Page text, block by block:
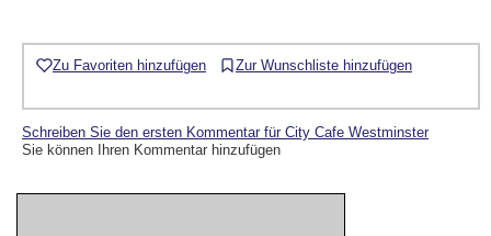
Zu Favoriten hinzufügen Zur Wunschliste hinzufügen
Schreiben Sie den ersten Kommentar für City Cafe Westminster
Sie können Ihren Kommentar hinzufügen